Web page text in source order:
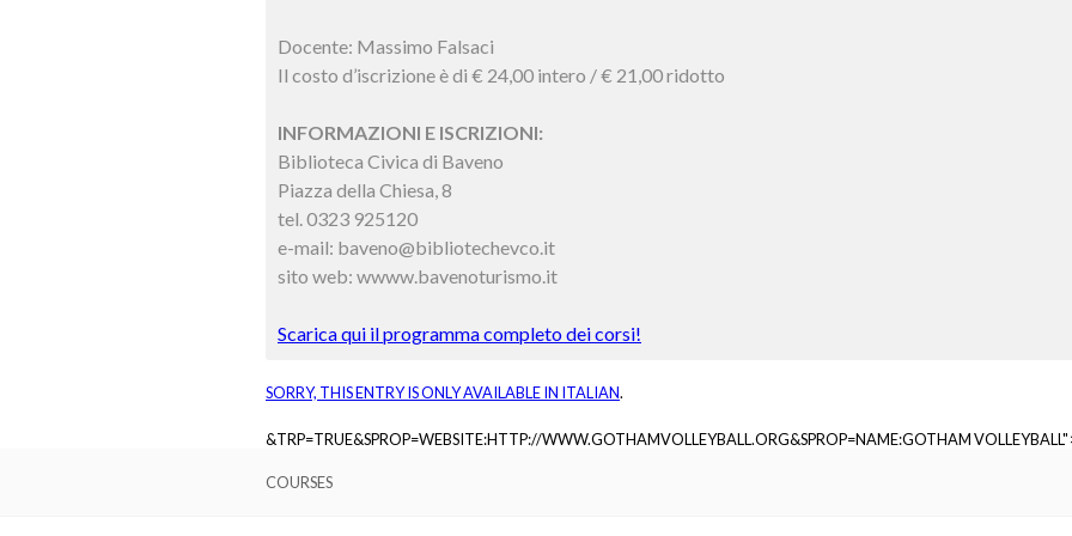
Docente: Massimo Falsaci
Il costo d’iscrizione è di € 24,00 intero / € 21,00 ridotto
INFORMAZIONI E ISCRIZIONI:
Biblioteca Civica di Baveno
Piazza della Chiesa, 8
tel. 0323 925120
e-mail: baveno@bibliotechevco.it
sito web: wwww.bavenoturismo.it
Scarica qui il programma completo dei corsi!
SORRY, THIS ENTRY IS ONLY AVAILABLE IN ITALIAN.
&TRP=TRUE&SPROP=WEBSITE:HTTP://WWW.GOTHAMVOLLEYBALL.ORG&SPROP=NAME:GOTHAM
COURSES